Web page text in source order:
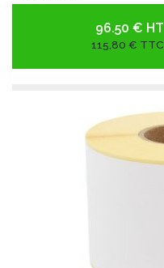
96.50 € HT
115,80 € TTC